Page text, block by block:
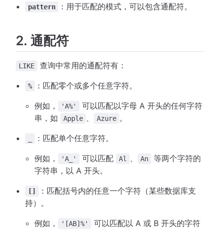
pattern ：用于匹配的模式，可以包含通配符。
2. 通配符
LIKE 查询中常用的通配符有：
% ：匹配零个或多个任意字符。
例如， 'A%'
可以匹配以字母 A 开头的任何字符
串，如
Apple 、 Azure 。
：匹配单个任意字符。
例如， 'A_' 可以匹配 Al 、 An
等两个字符的
字符串，以 A 开头。
[]
：匹配括号内的任意一个字符（某些数据库支
持）。
例如， '[AB]%'
可以匹配以 A 或 B 开头的字符